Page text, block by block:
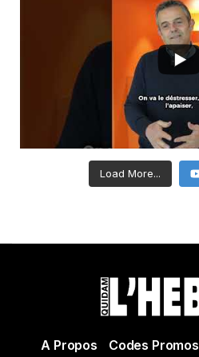
Load More...
A Propos Codes Promos